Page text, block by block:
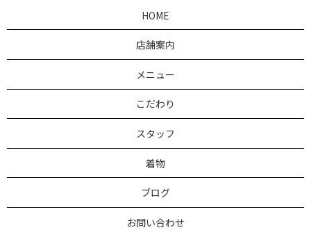
HOME
店舗案内
メニュー
こだわり
スタッフ
着物
ブログ
お問い合わせ